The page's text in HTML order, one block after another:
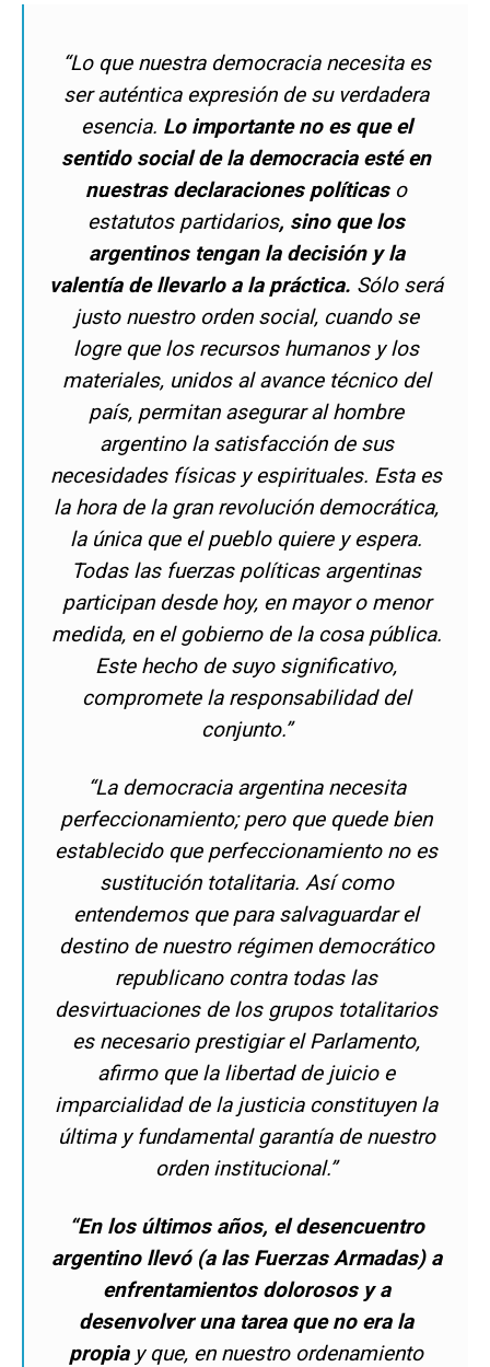
“Lo que nuestra democracia necesita es
ser auténtica expresión de su verdadera
esencia. Lo importante no es que el
sentido social de la democracia esté en
nuestras declaraciones políticas o
estatutos partidarios, sino que los
argentinos tengan la decisión y la
valentía de llevarlo a la práctica. Sólo será
justo nuestro orden social, cuando se
logre que los recursos humanos y los
materiales, unidos al avance técnico del
país, permitan asegurar al hombre
argentino la satisfacción de sus
necesidades físicas y espirituales. Esta es
la hora de la gran revolución democrática,
la única que el pueblo quiere y espera.
Todas las fuerzas políticas argentinas
participan desde hoy, en mayor o menor
medida, en el gobierno de la cosa pública.
Este hecho de suyo significativo,
compromete la responsabilidad del
conjunto.”
“La democracia argentina necesita
perfeccionamiento; pero que quede bien
establecido que perfeccionamiento no es
sustitución totalitaria. Así como
entendemos que para salvaguardar el
destino de nuestro régimen democrático
republicano contra todas las
desvirtuaciones de los grupos totalitarios
es necesario prestigiar el Parlamento,
afirmo que la libertad de juicio e
imparcialidad de la justicia constituyen la
última y fundamental garantía de nuestro
orden institucional.”
“En los últimos años, el desencuentro
argentino llevó (a las Fuerzas Armadas) a
enfrentamientos dolorosos y a
desenvolver una tarea que no era la
propia y que, en nuestro ordenamiento